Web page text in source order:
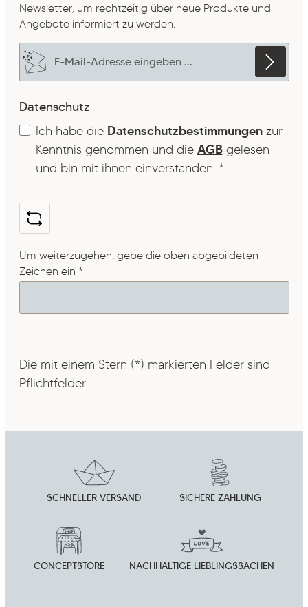
Newsletter, um rechtzeitig über neue Produkte und
Angebote informiert zu werden.
E-Mail-Adresse*
Datenschutz
Ich habe die Datenschutzbestimmungenzur
Kenntnis genommen und die AGBgelesen
und bin mit ihnen einverstanden. *
Um weiterzugehen, gebe die oben abgebildeten
Zeichen ein *
Die mit einem Stern (*) markierten Felder sind
Pflichtfelder.
SCHNELLER VERSAND SICHERE ZAHLUNG
CONCEPTSTORE NACHHALTIGE LIEBLINGSSACHEN